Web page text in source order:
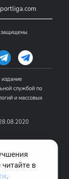
защищены
службой по
и массовых
ИП Чамин
в
.